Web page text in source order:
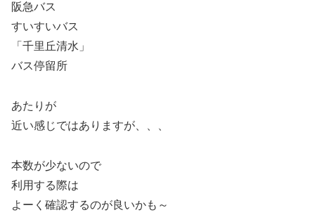
阪急バス
すいすいバス
「千里丘清水」
バス停留所
あたりが
近い感じではありますが、、、
本数が少ないので
利用する際は
よーく確認するのが良いかも～